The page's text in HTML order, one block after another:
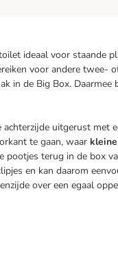
ideaal voor staande
voor andere twee-
in de Big Box.
uitgerust met
te gaan, waar
pootjes terug in de box
en kan daarom
over een egaal